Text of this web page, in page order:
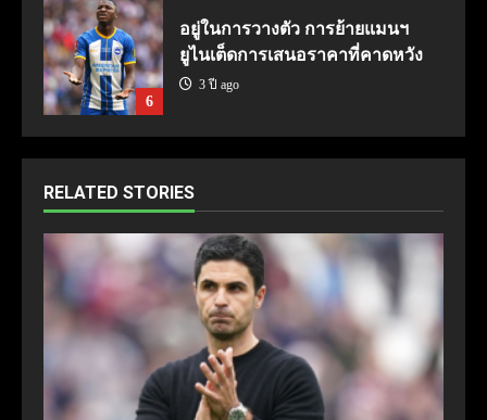
6
อยู่ในการวางตัว การย้ายแมนฯ
ยูไนเต็ดการเสนอราคาที่คาดหวัง
3 ปี ago
RELATED STORIES